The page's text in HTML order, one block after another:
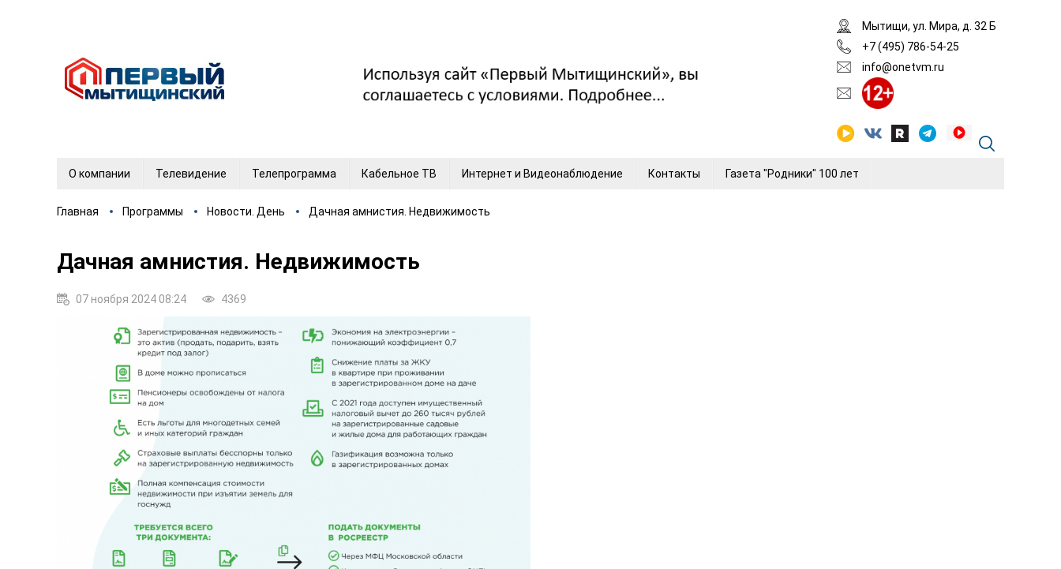
Мытищи, ул. Мира, д. 32 Б
+7 (495) 786-54-25
info@onetvm.ru
О компании Телевидение Телепрограмма Кабельное ТВ Интернет и Видеонаблюдение Контакты Газета "Родники" 100 лет
Главная Программы Новости. День Дачная амнистия. Недвижимость
Дачная амнистия. Недвижимость
07 ноября 2024 08:24 4369